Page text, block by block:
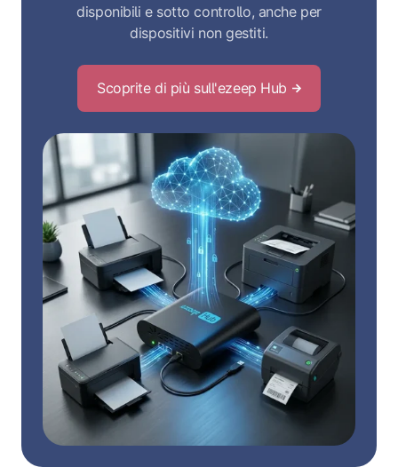
disponibili e sotto controllo, anche per
dispositivi non gestiti.
Scoprite di più sull'ezeep Hub